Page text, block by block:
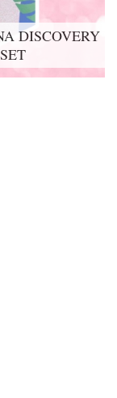
DISCOVERY